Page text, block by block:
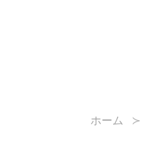
ホーム